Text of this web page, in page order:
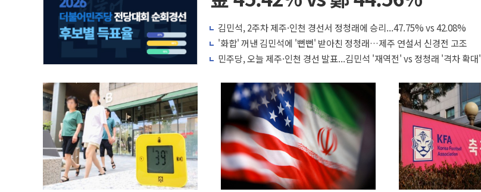
김민석, 2주차 제주·인천 경선서 정청래에 승리...47.75% vs 42.08%
'화합' 꺼낸 김민석에 '뻔뻔' 받아친 정청래…제주 연설서 신경전 고조
민주당, 오늘 제주·인천 경선 발표...김민석 '재역전' vs 정청래 '격차 확대'